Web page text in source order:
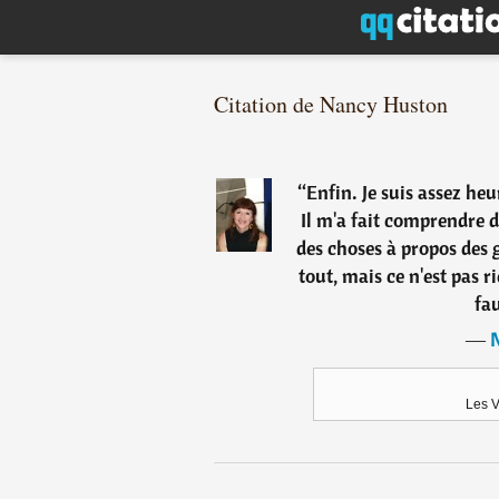
Citation de Nancy Huston
“Enfin. Je suis assez
Il m'a fait comprendre
des choses à propos
tout, mais ce n'est pas
―
Les